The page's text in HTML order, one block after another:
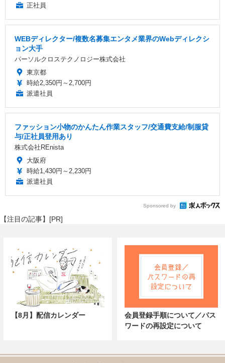
正社員
WEBディレクター/複数名募集エンタメ業界のWebディレクシ
ョン大手
パーソルクロステクノロジー株式会社
東京都
時給2,350円～2,700円
派遣社員
ファッション小物のかんたん作業スタッフ/交通費支給/制服貸
与/正社員登用あり
株式会社REnista
大阪府
時給1,430円～2,230円
派遣社員
Sponsored by
【注目の記事】[PR]
【8月】配信カレンダー
会員登録手順について／パス
ワードの再設定について